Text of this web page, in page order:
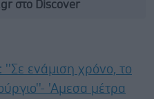
στο Discover
ενάμιση χρόνο, το
'Αμεσα μέτρα